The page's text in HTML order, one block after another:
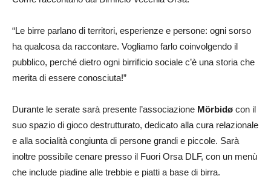
“Le birre parlano di territori, esperienze e persone: ogni sorso
ha qualcosa da raccontare. Vogliamo farlo coinvolgendo il
pubblico, perché dietro ogni birrificio sociale c’è una storia che
merita di essere conosciuta!”
Durante le serate sarà presente l’associazione Mörbidø con il
suo spazio di gioco destrutturato, dedicato alla cura relazionale
e alla socialità congiunta di persone grandi e piccole. Sarà
inoltre possibile cenare presso il Fuori Orsa DLF, con un menù
che include piadine alle trebbie e piatti a base di birra.